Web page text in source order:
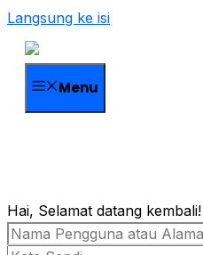
Langsung ke isi
Menu
Hai, Selamat datang kembali!